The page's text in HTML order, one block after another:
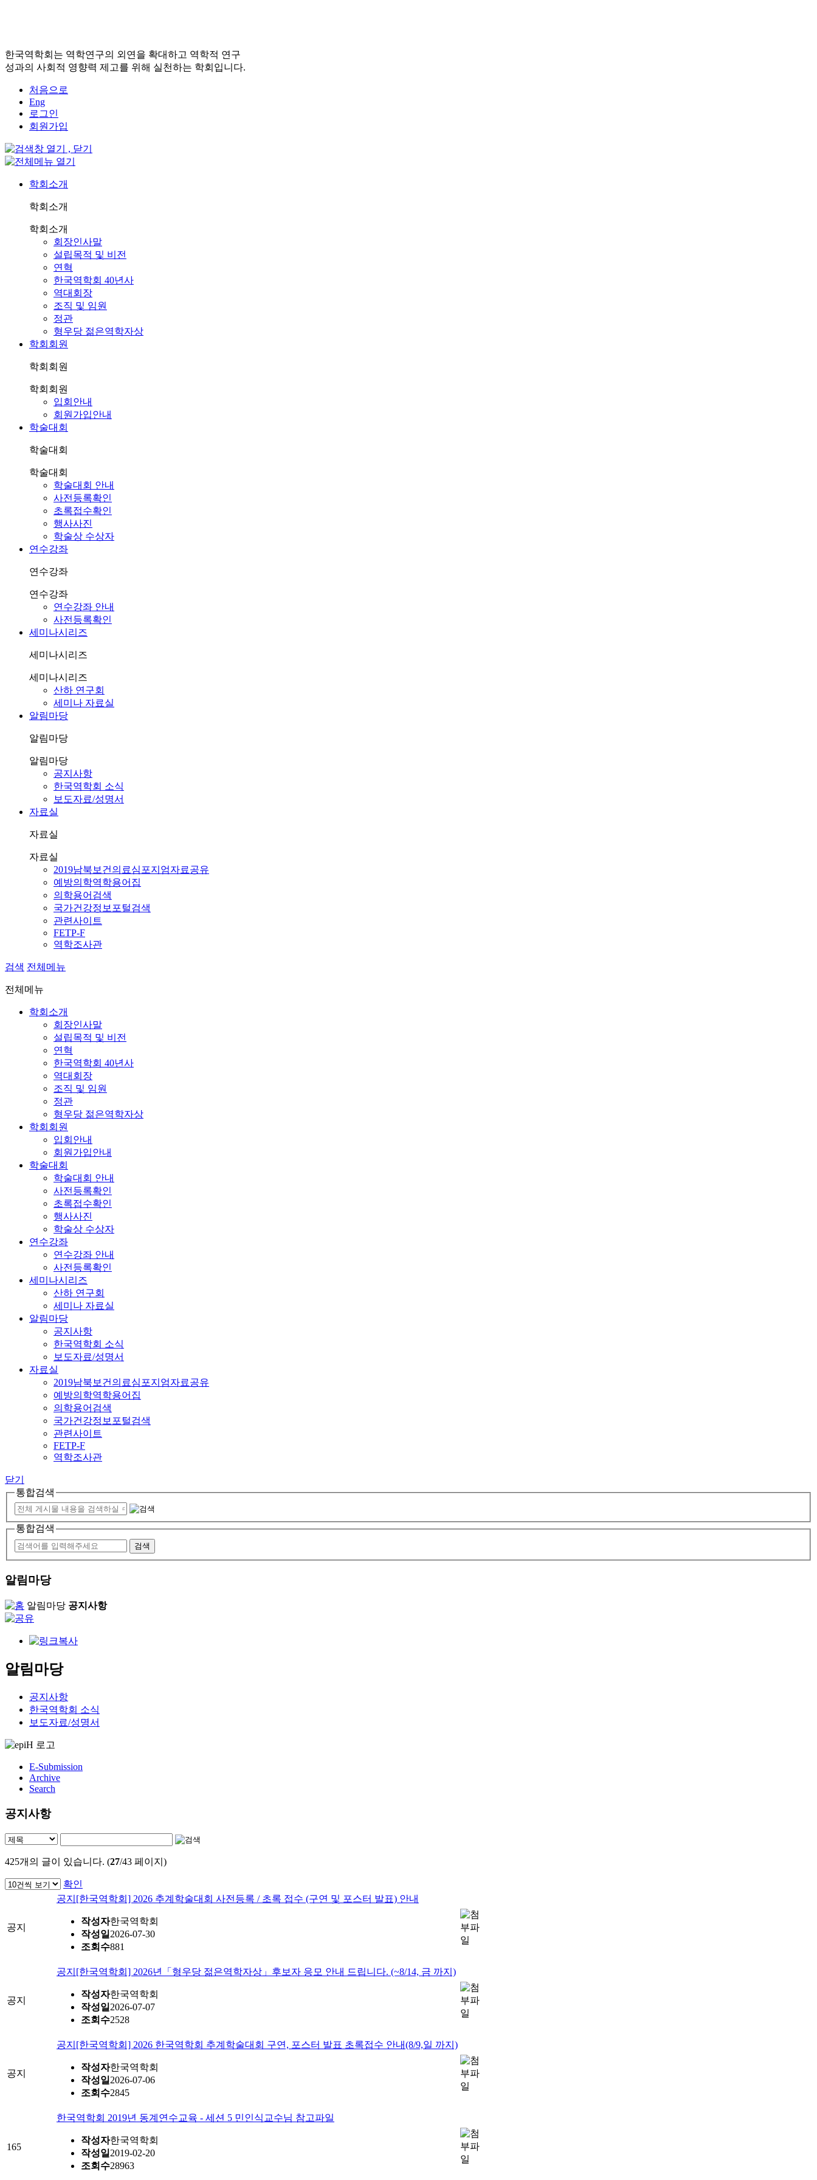
한국역학회는 역학연구의 외연을 확대하고 역학적 연구
성과의 사회적 영향력 제고를 위해 실천하는 학회입니다.
처음으로
Eng
로그인
회원가입
학회소개
학회소개
학회소개
회장인사말
설립목적 및 비전
연혁
한국역학회 40년사
역대회장
조직 및 임원
정관
형우당 젊은역학자상
학회회원
학회회원
학회회원
입회안내
회원가입안내
학술대회
학술대회
학술대회
학술대회 안내
사전등록확인
초록접수확인
행사사진
학술상 수상자
연수강좌
연수강좌
연수강좌
연수강좌 안내
사전등록확인
세미나시리즈
세미나시리즈
세미나시리즈
산하 연구회
세미나 자료실
알림마당
알림마당
알림마당
공지사항
한국역학회 소식
보도자료/성명서
자료실
자료실
자료실
2019남북보건의료심포지엄자료공유
예방의학역학용어집
의학용어검색
국가건강정보포털검색
관련사이트
FETP-F
역학조사관
검색 전체메뉴
전체메뉴
학회소개
회장인사말
설립목적 및 비전
연혁
한국역학회 40년사
역대회장
조직 및 임원
정관
형우당 젊은역학자상
학회회원
입회안내
회원가입안내
학술대회
학술대회 안내
사전등록확인
초록접수확인
행사사진
학술상 수상자
연수강좌
연수강좌 안내
사전등록확인
세미나시리즈
산하 연구회
세미나 자료실
알림마당
공지사항
한국역학회 소식
보도자료/성명서
자료실
2019남북보건의료심포지엄자료공유
예방의학역학용어집
의학용어검색
국가건강정보포털검색
관련사이트
FETP-F
역학조사관
닫기
통합검색
통합검색
알림마당
알림마당 공지사항
알림마당
공지사항
한국역학회 소식
보도자료/성명서
E-Submission
Archive
Search
공지사항
425개의 글이 있습니다. (27/43 페이지)
확인
공지
공지 [한국역학회] 2026 추계학술대회 사전등록 / 초록 접수 (구연 및 포스터 발표) 안내
작성자한국역학회
작성일 2026-07-30
조회수881
공지
공지 [한국역학회] 2026년「형우당 젊은역학자상」후보자 응모 안내 드립니다. (~8/14, 금 까지)
작성자한국역학회
작성일 2026-07-07
조회수2528
공지
공지 [한국역학회] 2026 한국역학회 추계학술대회 구연, 포스터 발표 초록접수 안내(8/9,일 까지)
작성자한국역학회
작성일 2026-07-06
조회수2845
165
한국역학회 2019년 동계연수교육 - 세션 5 민인식교수님 참고파일
작성자한국역학회
작성일 2019-02-20
조회수28963